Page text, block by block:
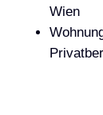
Wien